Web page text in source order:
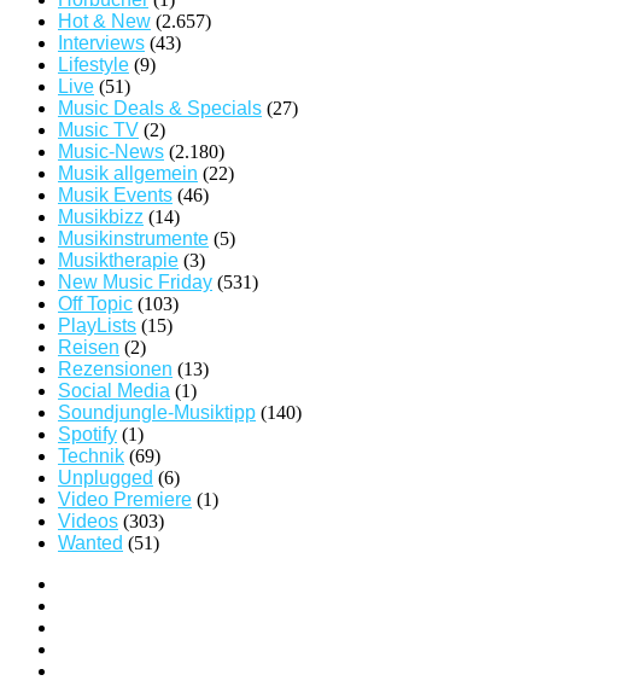
Hot & New (2.657)
Interviews (43)
Lifestyle (9)
Live (51)
Music Deals & Specials (27)
Music TV (2)
Music-News (2.180)
Musik allgemein (22)
Musik Events (46)
Musikbizz (14)
Musikinstrumente (5)
Musiktherapie (3)
New Music Friday (531)
Off Topic (103)
PlayLists (15)
Reisen (2)
Rezensionen (13)
Social Media (1)
Soundjungle-Musiktipp (140)
Spotify (1)
Technik (69)
Unplugged (6)
Video Premiere (1)
Videos (303)
Wanted (51)